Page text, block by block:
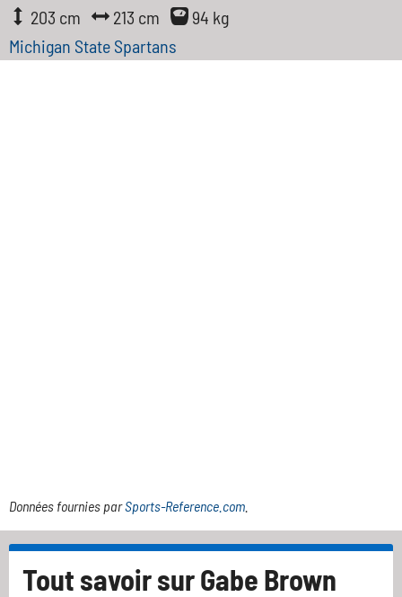
203 cm
213 cm
94 kg
Michigan State Spartans
Données fournies parSports-Reference.com
Tout savoir surGabe Brown